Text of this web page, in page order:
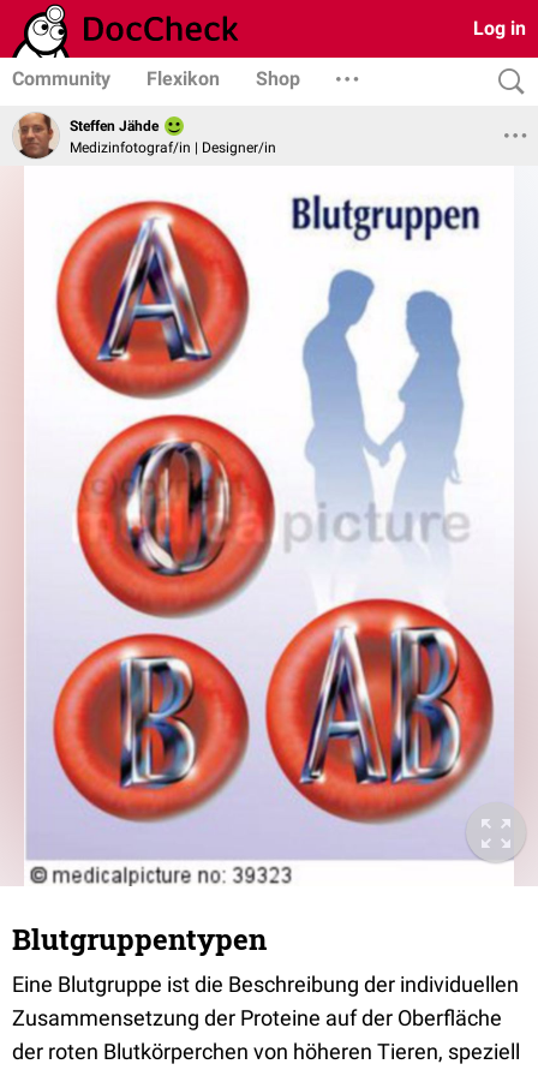
Log in
Community Flexikon Shop
Steffen Jähde
Medizinfotograf/in | Designer/in
Blutgruppentypen
Eine Blutgruppe ist die Beschreibung der individuellen
Zusammensetzung der Proteine auf der Oberfläche
der roten Blutkörperchen von höheren Tieren, speziell